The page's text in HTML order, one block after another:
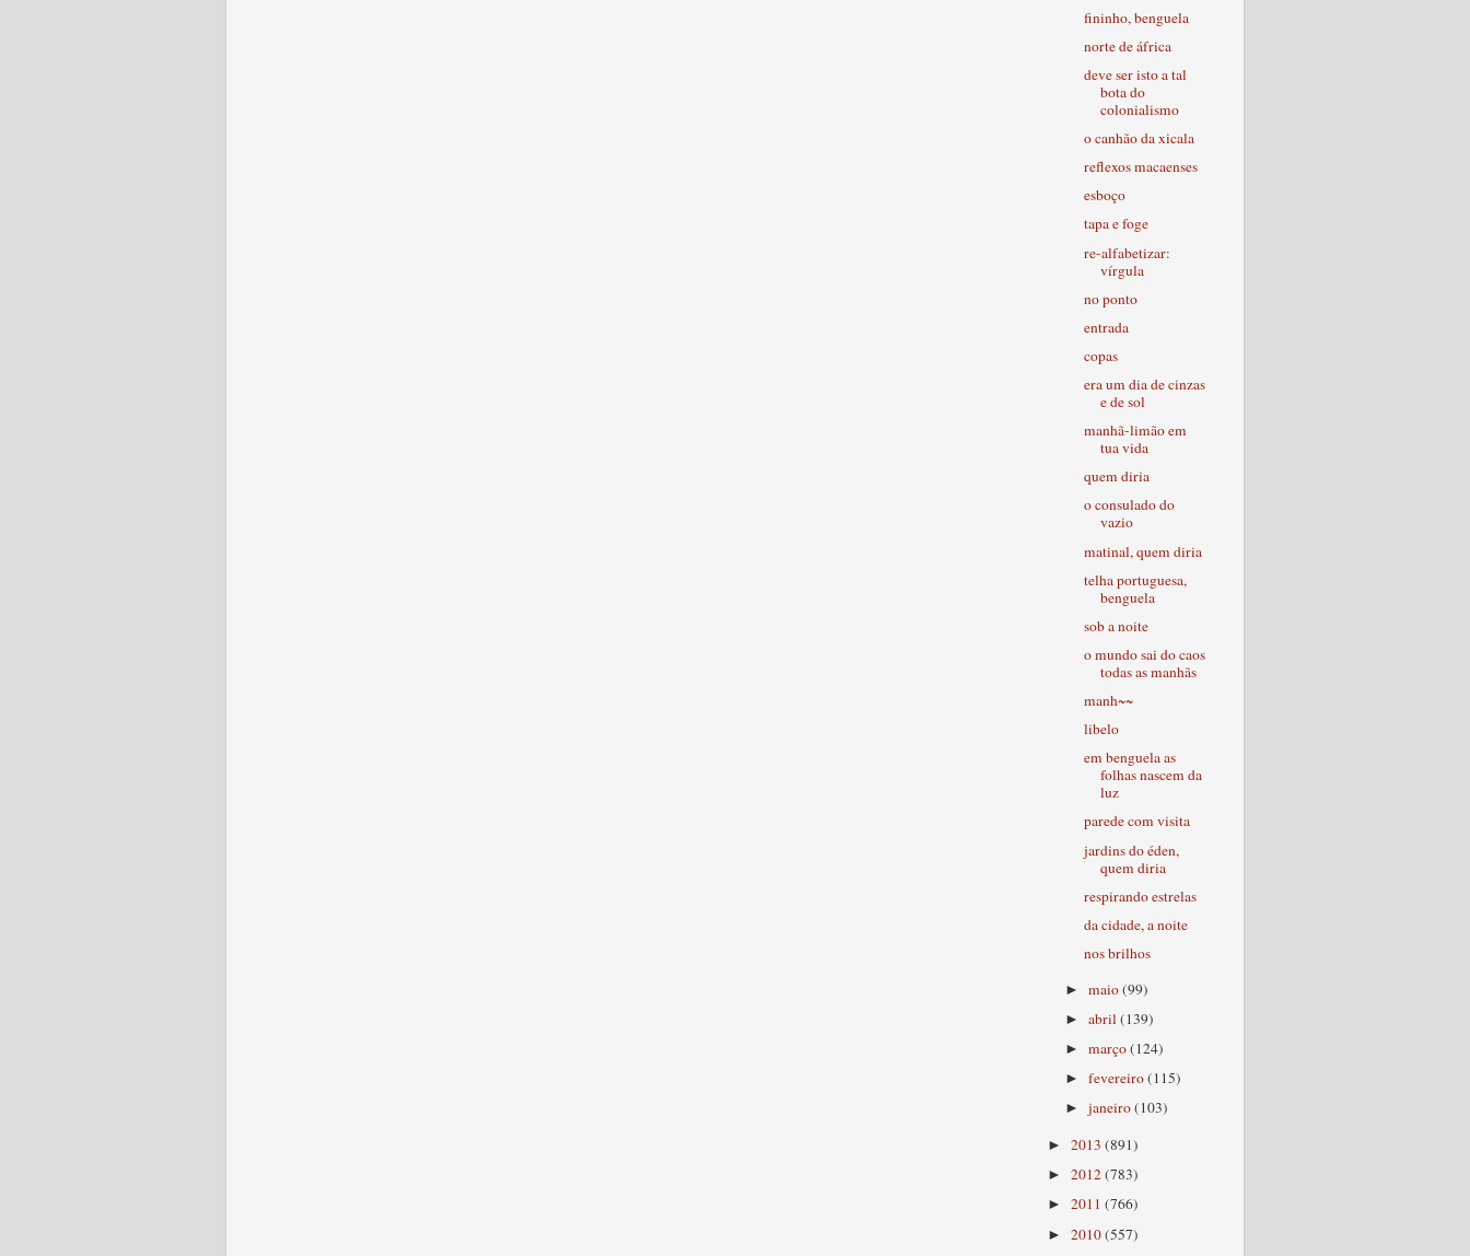
fininho, benguela
norte de áfrica
deve ser isto a tal
bota do
colonialismo
o canhão da xicala
reflexos macaenses
esboço
tapa e foge
re-alfabetizar:
vírgula
no ponto
entrada
copas
era um dia de cinzas
e de sol
manhã-limão em
tua vida
quem diria
o consulado do
vazio
matinal, quem diria
telha portuguesa,
benguela
sob a noite
o mundo sai do caos
todas as manhãs
manh~~
libelo
em benguela as
folhas nascem da
luz
parede com visita
jardins do éden,
quem diria
respirando estrelas
da cidade, a noite
nos brilhos
►maio(99)
►abril(139)
►março(124)
►fevereiro(115)
►janeiro(103)
► 2013 (891)
► 2012(783)
► 2011 (766)
► 2010(557)